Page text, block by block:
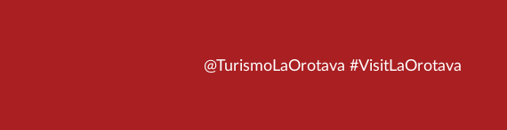
@TurismoLaOrotava #VisitLaOrotava